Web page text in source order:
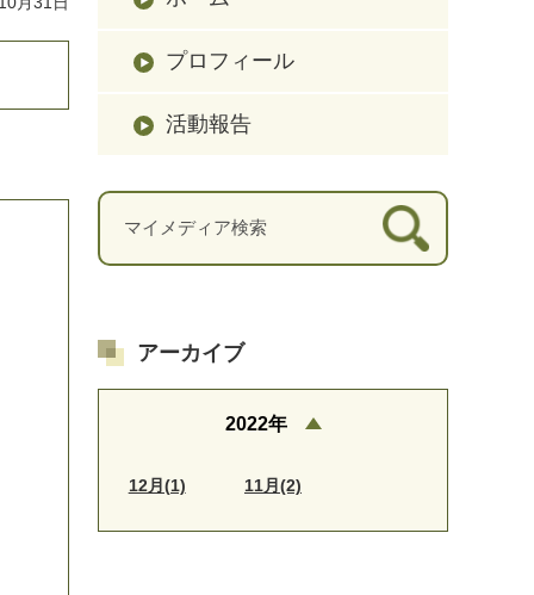
プロフィール
活動報告
アーカイブ
2022年
12月(1) 11月(2)